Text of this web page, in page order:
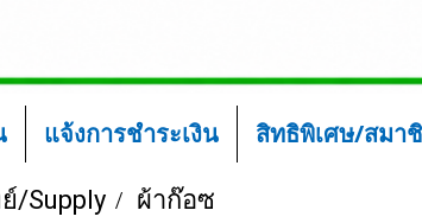
แจ้งการชำระเงิน สิทธิพิเศษ/สมา
/Supply
ผ้าก๊อซ